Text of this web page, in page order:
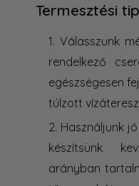
Termesztési
Válasszunk
rendelkező
egészségesen
túlzott
Használjunk
készítsünk
arányban